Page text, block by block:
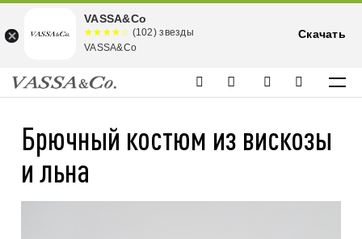
Брючный костюм из вискозы
и льна
VASSA&Co
☆☆☆☆☆
★★★★
★
(102) звезды
VASSA&Co
Скачать